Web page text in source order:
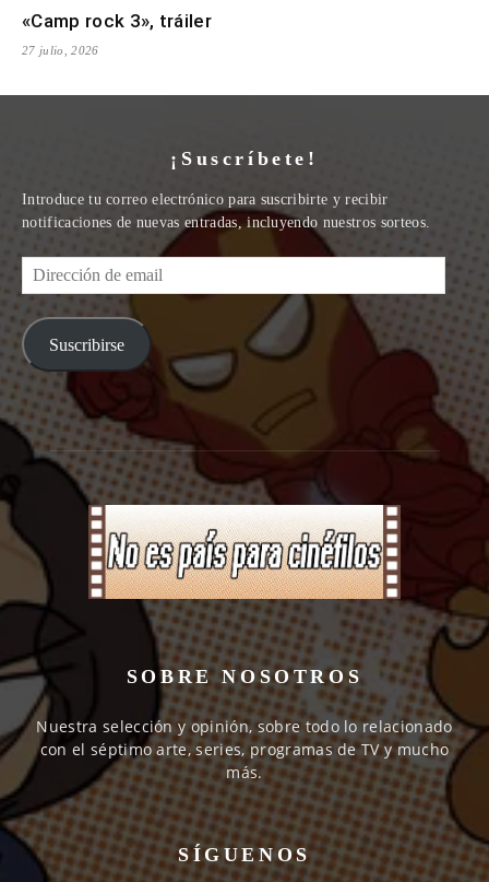
«Camp rock 3», tráiler
27 julio, 2026
¡Suscríbete!
Introduce tu correo electrónico para suscribirte y recibir
notificaciones de nuevas entradas, incluyendo nuestros sorteos.
Dirección
de
email
Suscribirse
SOBRE NOSOTROS
Nuestra selección y opinión, sobre todo lo relacionado
con el séptimo arte, series, programas de TV y mucho
más.
SÍGUENOS